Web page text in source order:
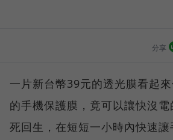
分享
一片新台幣39元的透光膜看起
的手機保護膜，竟可以讓快沒
死回生，在短短一小時內快速